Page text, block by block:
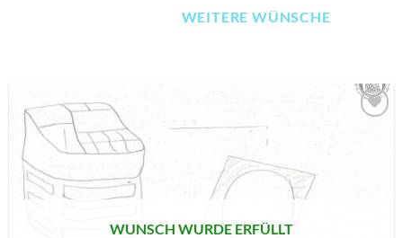
WEITERE WÜNSCHE
WUNSCH WURDE ERFÜLLT